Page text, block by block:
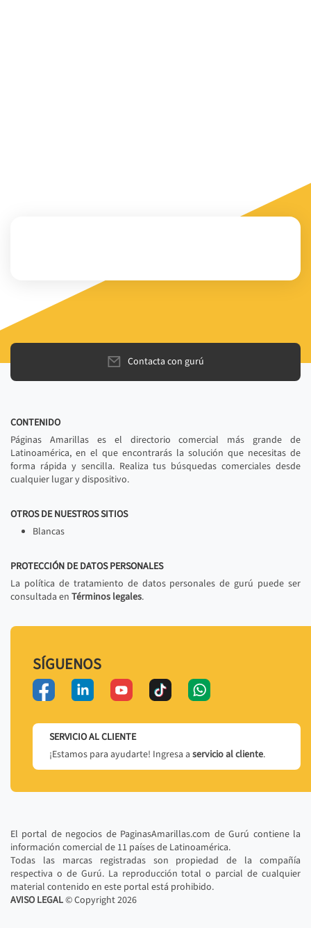
Contacta con gurú
CONTENIDO
Páginas Amarillas es el directorio comercial más grande de
Latinoamérica, en el que encontrarás la solución que necesitas de
forma rápida y sencilla. Realiza tus búsquedas comerciales desde
cualquier lugar y dispositivo.
OTROS DE NUESTROS SITIOS
Blancas
PROTECCIÓN DE DATOS PERSONALES
La política de tratamiento de datos personales de gurú puede ser
consultada en Términos legales.
SÍGUENOS
SERVICIO AL CLIENTE
¡Estamos para ayudarte! Ingresa a servicio al cliente.
El portal de negocios de PaginasAmarillas.com de Gurú contiene la
información comercial de 11 países de Latinoamérica.
Todas las marcas registradas son propiedad de la compañía
respectiva o de Gurú. La reproducción total o parcial de cualquier
material contenido en este portal está prohibido.
AVISO LEGAL© Copyright2026